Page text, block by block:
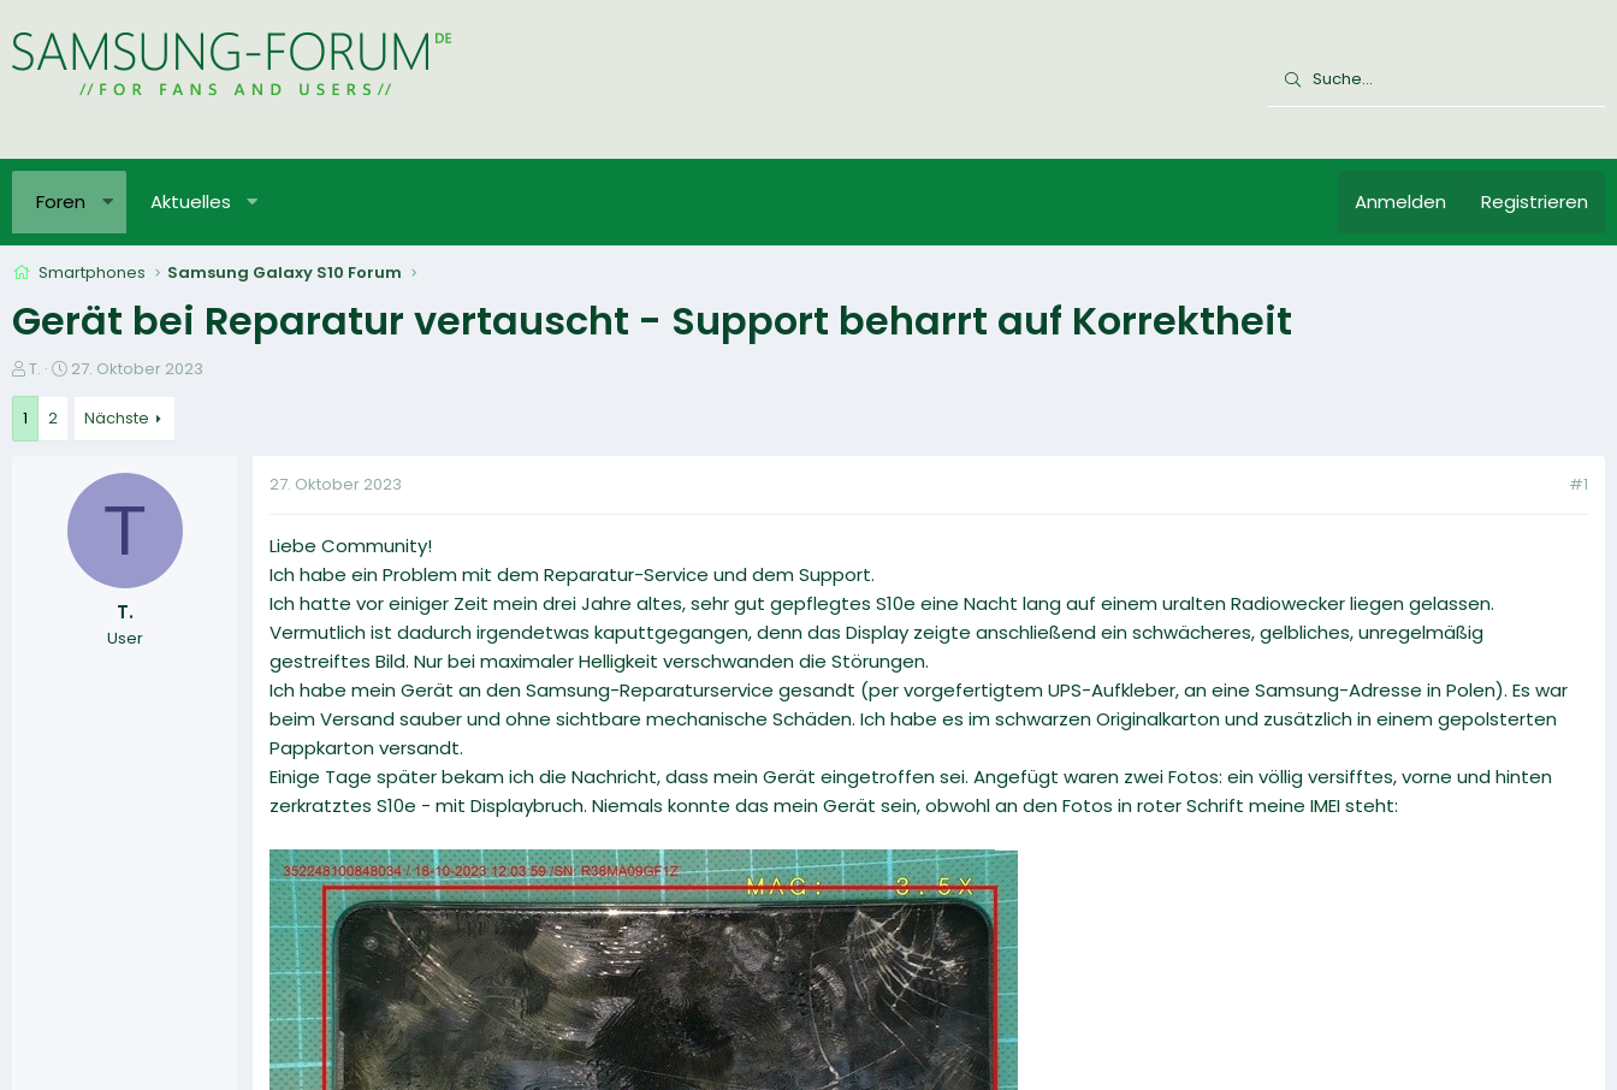
Foren Aktuelles Anmelden Registrieren
Smartphones Samsung Galaxy S10 Forum
Gerät bei Reparatur vertauscht - Support beharrt auf Korrektheit
E
r
t
T.
E
l
a
27. Oktober 2023
1 2 Nächste
T
T.
User
27. Oktober 2023 #1
Liebe Community!
Ich habe ein Problem mit dem Reparatur-Service und dem Support.
Ich hatte vor einiger Zeit mein drei Jahre altes, sehr gut gepflegtes S10e eine Nacht lang auf einem uralten Radiowecker liegen gelassen.
Vermutlich ist dadurch irgendetwas kaputtgegangen, denn das Display zeigte anschließend ein schwächeres, gelbliches, unregelmäßig
gestreiftes Bild. Nur bei maximaler Helligkeit verschwanden die Störungen.
Ich habe mein Gerät an den Samsung-Reparaturservice gesandt (per vorgefertigtem UPS-Aufkleber, an eine Samsung-Adresse in Polen). Es war
beim Versand sauber und ohne sichtbare mechanische Schäden. Ich habe es im schwarzen Originalkarton und zusätzlich in einem gepolsterten
Pappkarton versandt.
Einige Tage später bekam ich die Nachricht, dass mein Gerät eingetroffen sei. Angefügt waren zwei Fotos: ein völlig versifftes, vorne und hinten
zerkratztes S10e - mit Displaybruch. Niemals konnte das mein Gerät sein, obwohl an den Fotos in roter Schrift meine IMEI steht: